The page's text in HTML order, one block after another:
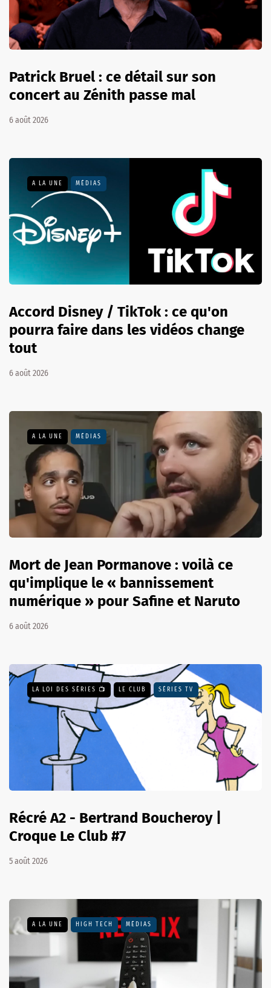
Patrick Bruel : ce détail sur son
concert au Zénith passe mal
6 août 2026
A LA UNE MÉDIAS
Accord Disney / TikTok : ce qu'on
pourra faire dans les vidéos change
tout
6 août 2026
A LA UNE MÉDIAS
Mort de Jean Pormanove : voilà ce
qu'implique le « bannissement
numérique » pour Safine et Naruto
6 août 2026
LA LOI DES SÉRIES 📺 LE CLUB SÉRIES TV
Récré A2 - Bertrand Boucheroy |
Croque Le Club #7
5 août 2026
A LA UNE HIGH TECH MÉDIAS